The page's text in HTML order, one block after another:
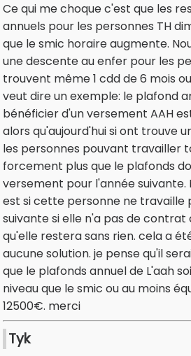
Ce qui me choque c'est que les
annuels pour les personnes TH
que le smic horaire augmente.
une descente au enfer pour les
trouvent même 1 cdd de 6 mois
veut dire un exemple: le plafond
bénéficier d'un versement AAH
alors qu'aujourd'hui si ont trouve
les personnes pouvant travailler
forcement plus que le plafonds
versement pour l'année suivante.
est si cette personne ne travaille
suivante si elle n'a pas de contrat
qu'elle restera sans rien. cela a
aucune solution. je pense qu'il
que le plafonds annuel de L'aah
niveau que le smic ou au moins
12500€. merci
Tyk